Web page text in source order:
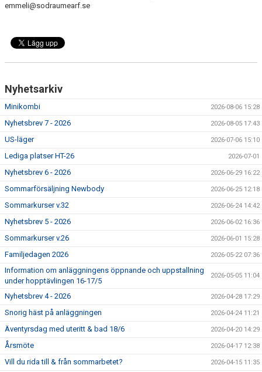
emmeli@sodraumearf.se
Nyhetsarkiv
Minikombi 2026-08-06 15:28
Nyhetsbrev 7 - 2026 2026-08-05 17:43
US-läger 2026-07-06 15:10
Lediga platser HT-26 2026-07-01
Nyhetsbrev 6 - 2026 2026-06-29 16:22
Sommarförsäljning Newbody 2026-06-25 12:18
Sommarkurser v.32 2026-06-24 14:42
Nyhetsbrev 5 - 2026 2026-06-02 16:36
Sommarkurser v.26 2026-06-01 15:28
Familjedagen 2026 2026-05-22 07:36
Information om anläggningens öppnande och uppstallning
under hopptävlingen 16-17/5
2026-05-05 11:04
Nyhetsbrev 4 - 2026 2026-04-28 17:29
Snorig häst på anläggningen 2026-04-24 11:21
Äventyrsdag med uteritt & bad 18/6 2026-04-20 14:29
Årsmöte 2026-04-17 12:38
Vill du rida till & från sommarbetet? 2026-04-15 11:35